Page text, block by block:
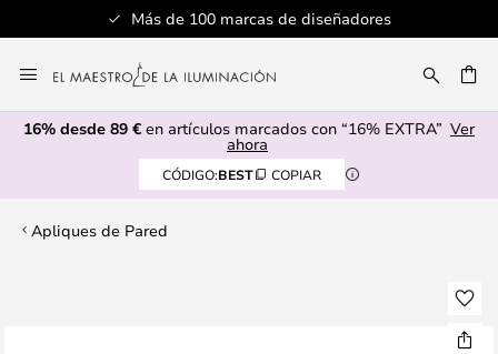
Más de 100 marcas de diseñadores
al
contenido
16% desde 89 € en artículos marcados con “16% EXTRA” Ver
ahora
CÓDIGO:BEST COPIAR
Apliques de Pared